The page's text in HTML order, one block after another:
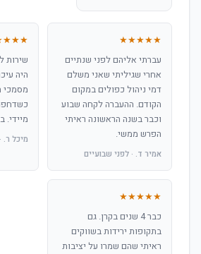
★★★★★
עברתי אליהם לפני שנתיים
אחרי שגיליתי שאני משלם
דמי ניהול כפולים במקום
הקודם. ההעברה לקחה שבוע
וכבר בשנה הראשונה ראיתי
הפרש ממשי.
אמיר ד. · לפני שבועיים
שירות
היה
מסמכי
מיידי.
מיכל ר.
★★★★★
כבר 4 שנים בקרן. גם
בתקופות ירידות בשווקים
ראיתי שהם שמרו על יציבות